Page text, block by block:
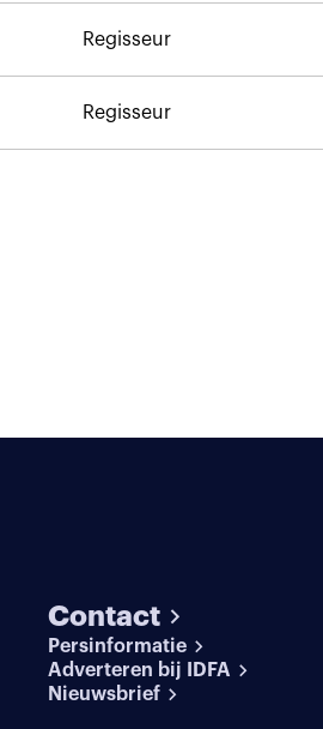
Regisseur
Regisseur
Contact
Persinformatie
Adverteren bij IDFA
Nieuwsbrief